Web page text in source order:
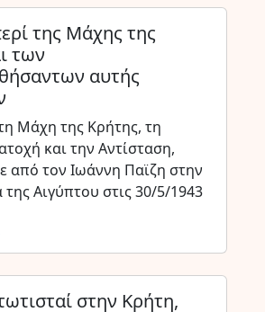
της Μάχης της
των
αυτής
Μάχη της Κρήτης, τη
και την Αντίσταση,
από τον Ιωάννη Παϊζη στην
της Αιγύπτου στις 30/5/1943
στην Κρήτη,